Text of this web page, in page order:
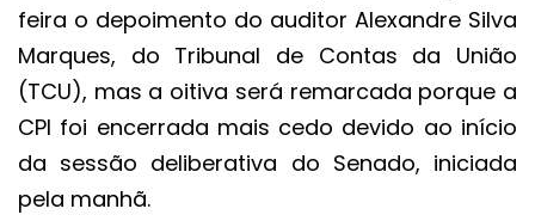
feira o depoimento do auditor Alexandre Silva
Marques, do Tribunal de Contas da União
(TCU), mas a oitiva será remarcada porque a
CPI foi encerrada mais cedo devido ao início
da sessão deliberativa do Senado, iniciada
pela manhã.